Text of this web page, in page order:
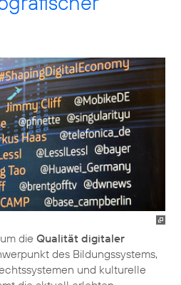
die Qualität digitaler
des Bildungssystems,
und kulturelle